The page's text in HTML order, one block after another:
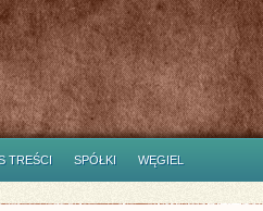
TREŚCI SPÓŁKI WĘGIEL